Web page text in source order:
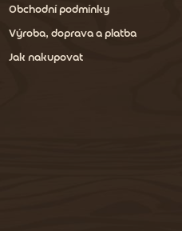
Obchodní podmínky
Výroba, doprava a platba
Jak nakupovat